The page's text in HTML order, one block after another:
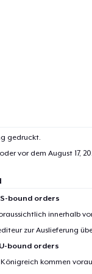
gedruckt.
vor dem August 17,
bound orders
innerhalb
zur Auslieferung
bound orders
kommen